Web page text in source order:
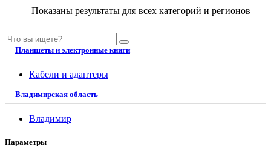
Показаны результаты для всех категорий и регионов
Планшеты и электронные книги
Кабели и адаптеры
Владимирская область
Владимир
Параметры